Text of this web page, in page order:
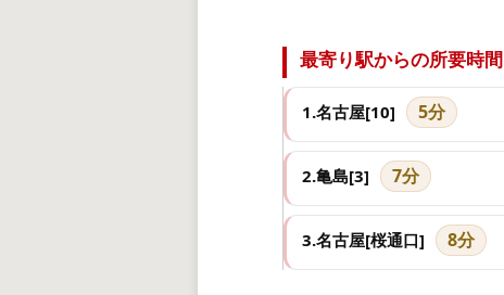
最寄り駅からの所要時間
1.名古屋[10] 5分
2.亀島[3] 7分
3.名古屋[桜通口] 8分